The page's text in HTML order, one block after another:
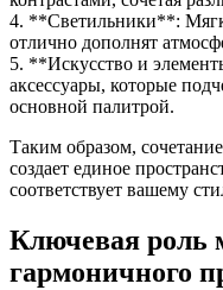
4. **Светильники**:
отлично дополнят
5. **Искусство и
аксессуары, которые
основной палитрой.
Таким образом,
создает единое
соответствует вашему
Ключевая роль
гармоничного